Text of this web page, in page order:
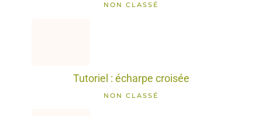
NON CLASSÉ
Tutoriel : écharpe croisée
NON CLASSÉ